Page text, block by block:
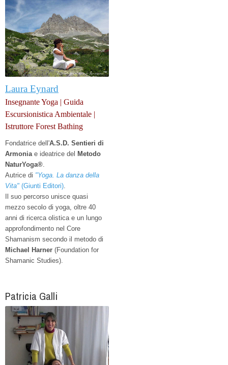
Laura Eynard
Insegnante Yoga | Guida
Escursionistica Ambientale |
Istruttore Forest Bathing
Fondatrice dell'A.S.D. Sentieri di
Armonia e ideatrice del Metodo
NaturYoga®
Autrice di "Yoga. La danza della
Vita" (Giunti Editori)
Il suo percorso unisce quasi
mezzo secolo di yoga, oltre 40
anni di ricerca olistica e un lungo
approfondimento nel Core
Shamanism secondo il metodo di
Michael Harner (Foundation for
Shamanic Studies).
Patricia Galli